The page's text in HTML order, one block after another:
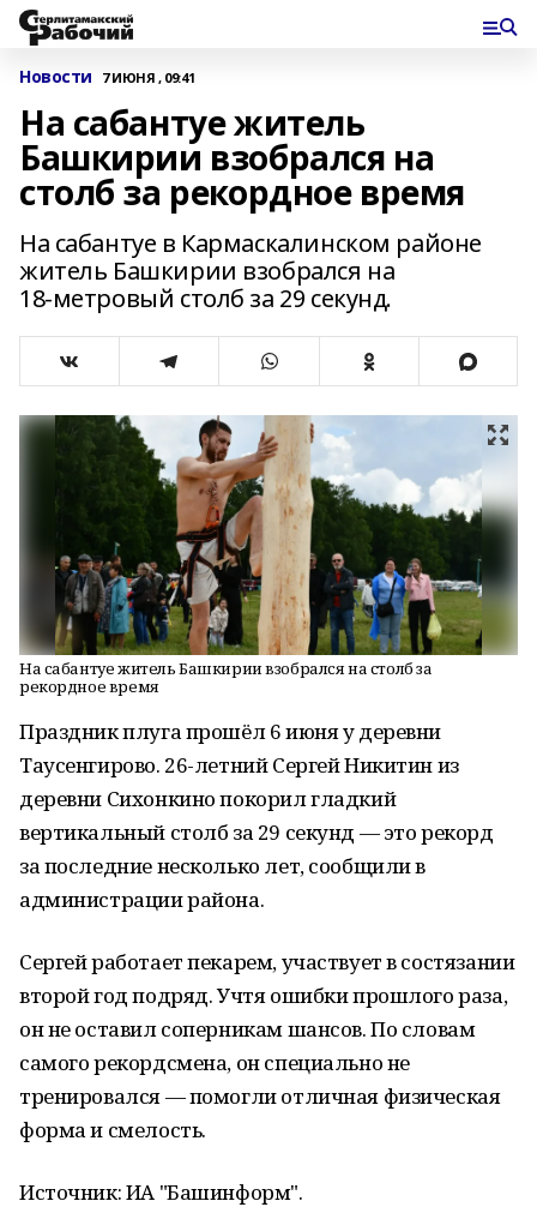
Новости 7 ИЮНЯ , 09:41
На сабантуе житель
Башкирии взобрался на
столб за рекордное время
На сабантуе в Кармаскалинском районе
житель Башкирии взобрался на
18‑метровый столб за 29 секунд.
На сабантуе житель Башкирии взобрался на столб за
рекордное время
Праздник плуга прошёл 6 июня у деревни
Таусенгирово. 26-летний Сергей Никитин из
деревни Сихонкино покорил гладкий
вертикальный столб за 29 секунд — это рекорд
за последние несколько лет, сообщили в
администрации района.
Сергей работает пекарем, участвует в состязании
второй год подряд. Учтя ошибки прошлого раза,
он не оставил соперникам шансов. По словам
самого рекордсмена, он специально не
тренировался — помогли отличная физическая
форма и смелость.
Источник: ИА "Башинформ".